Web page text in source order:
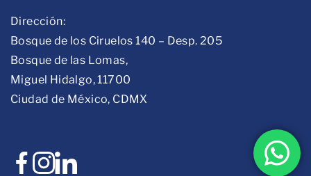
Dirección:
Bosque de los Ciruelos 140 – Desp. 205
Bosque de las Lomas,
Miguel Hidalgo, 11700
Ciudad de México, CDMX